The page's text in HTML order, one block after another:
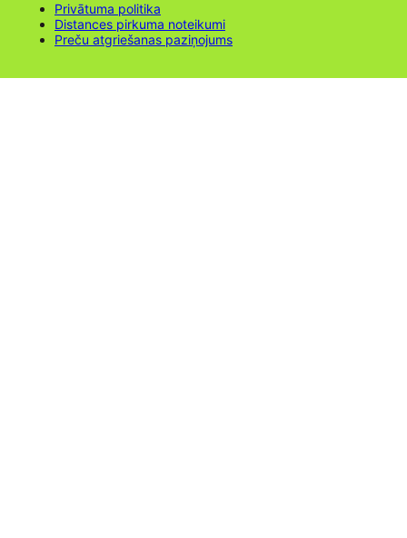
Privātuma politika
Distances pirkuma noteikumi
Preču atgriešanas paziņojums